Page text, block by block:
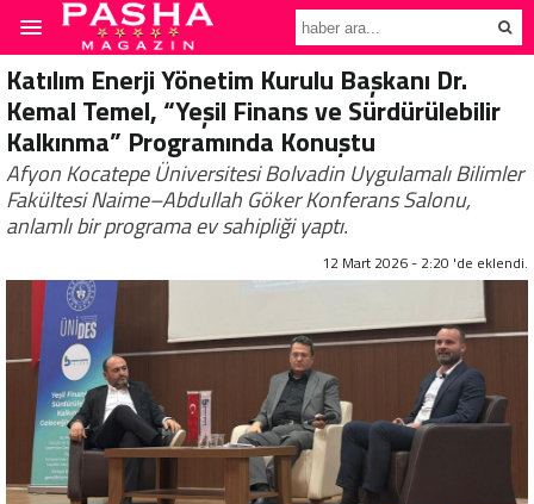
Katılım Enerji Yönetim Kurulu Başkanı Dr.
Kemal Temel, “Yeşil Finans ve Sürdürülebilir
Kalkınma” Programında Konuştu
Afyon Kocatepe Üniversitesi Bolvadin Uygulamalı Bilimler
Fakültesi Naime–Abdullah Göker Konferans Salonu,
anlamlı bir programa ev sahipliği yaptı.
12 Mart 2026 - 2:20 'de eklendi.